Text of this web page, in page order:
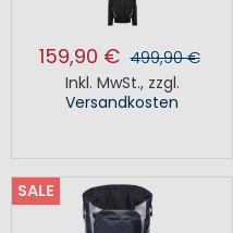
159,90 € 499,90 €
Inkl. MwSt., zzgl.
Versandkosten
SALE